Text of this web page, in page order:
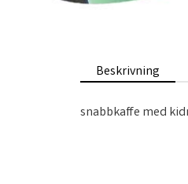
Beskrivning
snabbkaffe med